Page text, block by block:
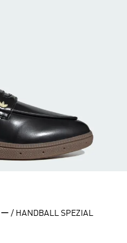
/ HANDBALL SPEZIAL